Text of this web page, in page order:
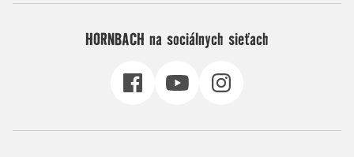
HORNBACH na sociálnych sieťach